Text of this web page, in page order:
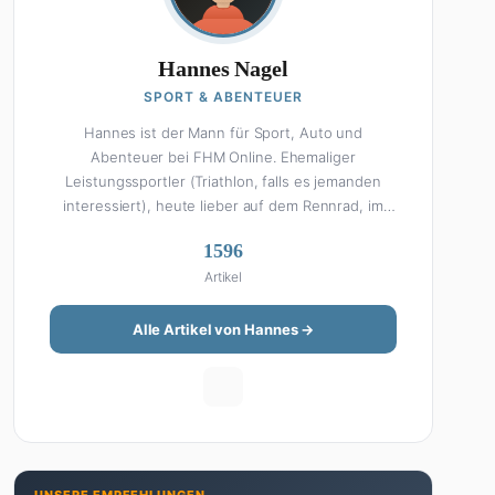
Hannes Nagel
SPORT & ABENTEUER
Hannes ist der Mann für Sport, Auto und
Abenteuer bei FHM Online. Ehemaliger
Leistungssportler (Triathlon, falls es jemanden
interessiert), heute lieber auf dem Rennrad, im
Wissen über Sport ist enzyklopädisch: Egal ob
Bundesliga-Analyse, Formel 1, UFC oder Olympia –
Hannes liefert fundierte Einschätzungen mit der
Leidenschaft eines echten Fans. Aber Sport ist
nur die halbe Miete: Hannes ist auch unser Auto-
Seite. Wenn Hannes mal nicht über Sport oder
1596
Artikel
Alle Artikel von Hannes →